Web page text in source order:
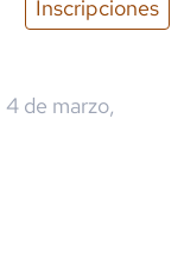
Inscripciones
4 de marzo,